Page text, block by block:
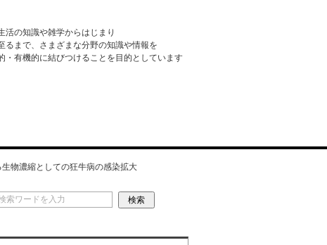
活の知識や雑学からはじまり
るまで、さまざまな分野の知識や情報を
・有機的に結びつけることを目的としています
物濃縮としての狂牛病の感染拡大